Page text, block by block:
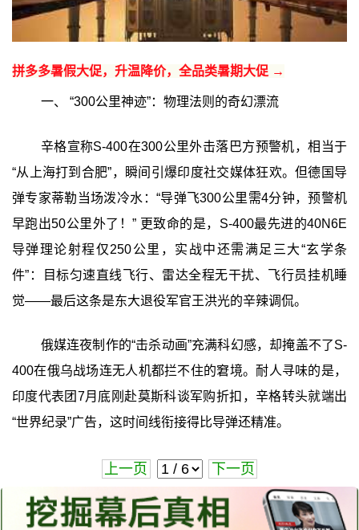
拼多多暑假大促，升温降价，全品类暑期大促 →
一、 “300公里神迹”：物理法则的奇幻漂流
辛格宣称S-400在300公里外击落巴方预警机，相当于
“从上海打到合肥”，瞬间引爆印度社交媒体狂欢。但德国导
弹专家蒂勒当场泼冷水：“导弹飞300公里需4分钟，预警机
早跑出50公里外了！” 更致命的是，S-400最先进的40N6E
导弹理论射程仅250公里，实战中还需满足三大“玄学条
件”：目标匀速直线飞行、雷达全程无干扰、飞行员挂机睡
觉——最后这条是东大退役军官王洪光的辛辣调侃。
俄媒连夜制作的“击杀动画”充满科幻感，却掩盖不了S-
400在俄乌战场连无人机都拦不住的窘境。耐人寻味的是，
印度代表团7月底刚赴莫斯科谈军购折扣，辛格转头就端出
“世界纪录”广告，这时间线衔接得比导弹还精准。
上一页 下一页